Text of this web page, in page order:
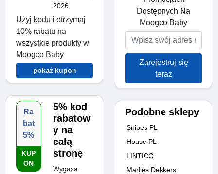
2026
Użyj kodu i otrzymaj
10% rabatu na
wszystkie produkty w
Moogco Baby
pokaż kupon
Ra
bat
5%
KUP
ON
5% kod
rabatow
y na
całą
stronę
Wygasa:
Dostępnych Na
Moogco Baby
Zarejestruj się
teraz
Podobne sklepy
Snipes PL
House PL
LINTICO
Marlies Dekkers